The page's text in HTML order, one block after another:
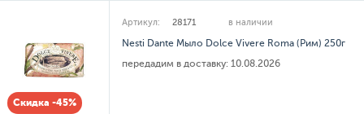
Скидка -45%
Артикул: 28171 в наличии
Nesti Dante Мыло Dolce Vivere Roma (Рим) 250г
передадим в доставку: 10.08.2026